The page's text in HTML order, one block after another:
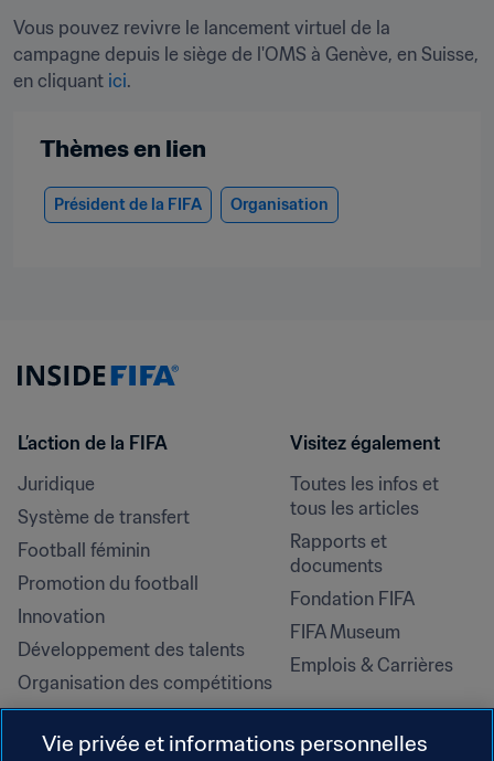
Vous pouvez revivre le lancement virtuel de la
campagne depuis le siège de l'OMS à Genève, en Suisse,
en cliquant ici.
Thèmes en lien
Président de la FIFA Organisation
L’action de la FIFA
Juridique
Système de transfert
Football féminin
Promotion du football
Innovation
Développement des talents
Organisation des compétitions
Développement durable
Droits de l'homme et lutte contre
Visitez également
Toutes les infos et
tous les articles
Rapports et
documents
Fondation FIFA
FIFA Museum
Emplois & Carrières
Vie privée et informations personnelles